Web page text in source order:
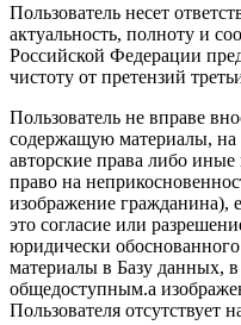
Пользователь несет
актуальность, полноту и
Российской Федерации
чистоту от претензий
Пользователь не вправе
содержащую материалы, на
авторские права либо
право на
изображение гражданина),
это согласие или
юридически
материалы в Базу данных, в
общедоступным.а
Пользователя отсутствует